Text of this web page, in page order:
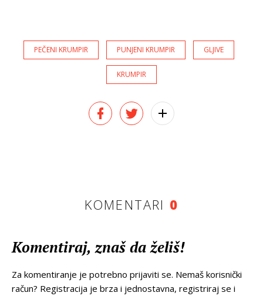
PEČENI KRUMPIR PUNJENI KRUMPIR GLJIVE
KRUMPIR
KOMENTARI 0
Komentiraj, znaš da želiš!
Za komentiranje je potrebno prijaviti se. Nemaš korisnički
račun? Registracija je brza i jednostavna, registriraj se i